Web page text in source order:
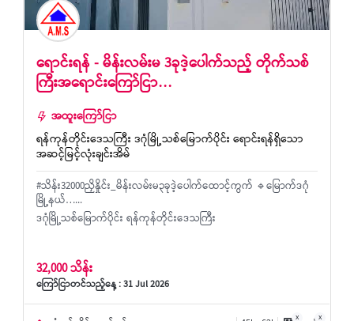
ရောင်းရန် - မိန်းလမ်းမ 3ခုဒဲ့ပေါက်သည့် တိုက်သစ်
ကြီးအရောင်းကြော်ငြာ…
အထူးကြော်ငြာ
ရန်ကုန်တိုင်းဒေသကြီး ဒဂုံမြို့သစ်မြောက်ပိုင်း ရောင်းရန်ရှိသော
အဆင့်မြင့်လုံးချင်းအိမ်
#သိန်း32000ညှိနှိုင်း_မိန်းလမ်းမ၃ခုဒဲ့ပေါက်ထောင့်ကွက် 🔹မြောက်ဒဂုံ
မြို့နယ်…...
ဒဂုံမြို့သစ်မြောက်ပိုင်း ရန်ကုန်တိုင်းဒေသကြီး
32,000 သိန်း
ကြော်ငြာတင်သည့်နေ့ : 31 Jul 2026
x x